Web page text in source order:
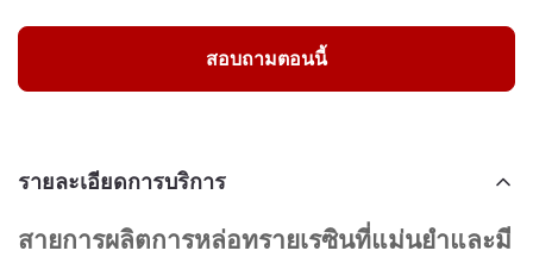
สอบถามตอนนี้
รายละเอียดการบริการ
สายการผลิตการหล่อทรายเรซินที่แม่นยำและมี